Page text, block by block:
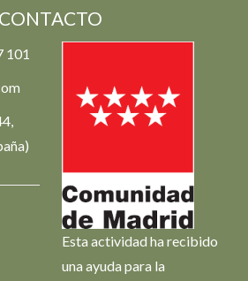
CONTACTO
101
Esta actividad ha recibido
una ayuda para la